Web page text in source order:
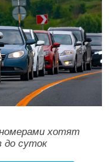
хотят
суток